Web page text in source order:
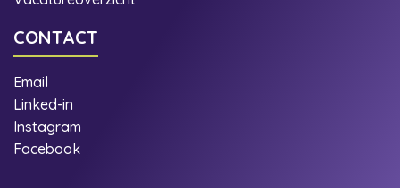
CONTACT
Email
Linked-in
Instagram
Facebook